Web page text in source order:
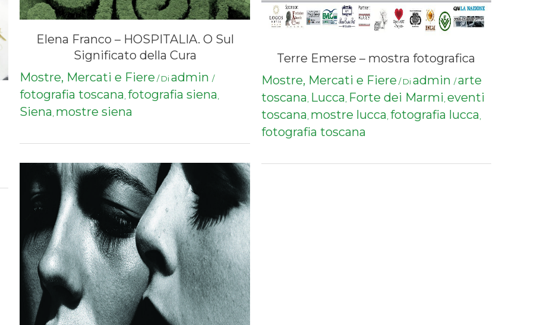
Elena Franco – HOSPITALIA. O Sul
Significato della Cura
Mostre, Mercati e Fiere / Diadmin /
fotografia toscana, fotografia siena,
Siena, mostre siena
Terre Emerse – mostra fotografica
Mostre, Mercati e Fiere / Di admin / arte
toscana, Lucca, Forte dei Marmi, eventi
toscana, mostre lucca, fotografia lucca,
fotografia toscana